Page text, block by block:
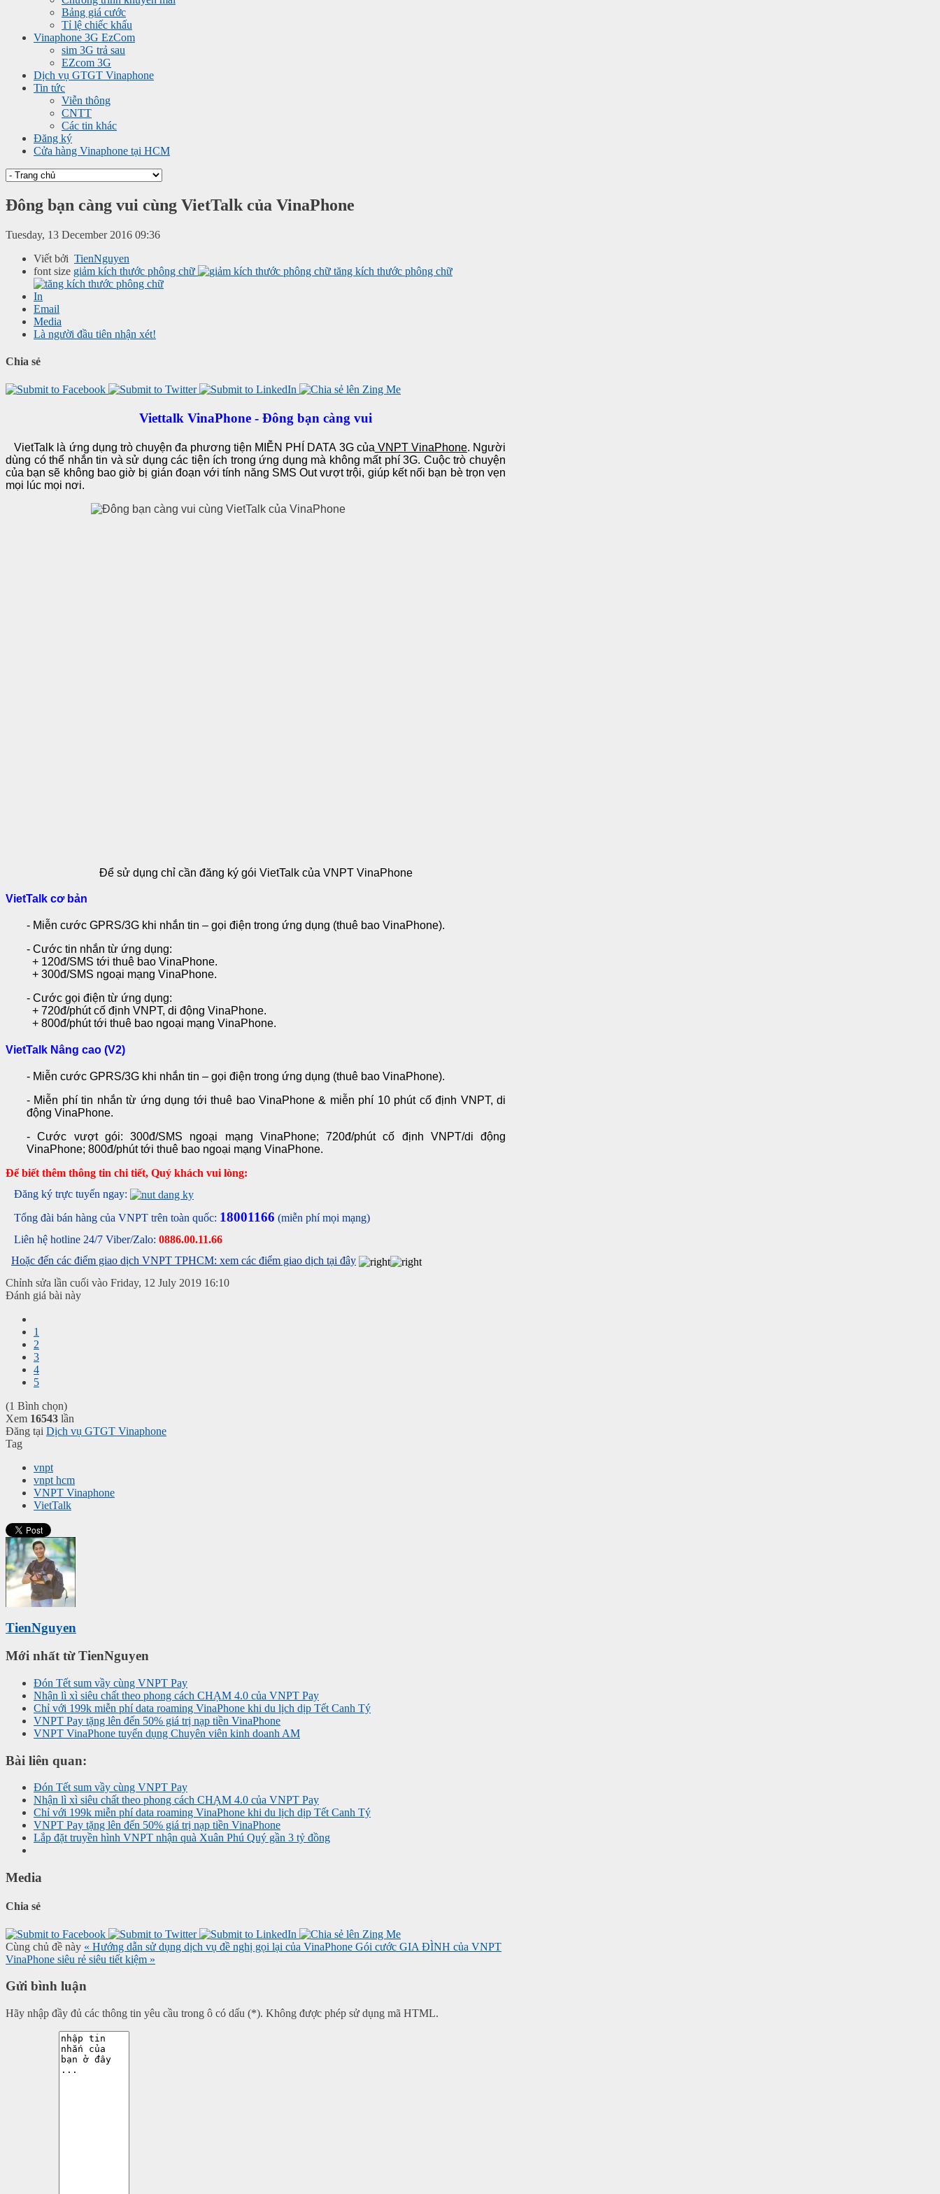
Bảng giá cước
Tỉ lệ chiếc khấu
Vinaphone 3G EzCom
sim 3G trả sau
EZcom 3G
Dịch vụ GTGT Vinaphone
Tin tức
Viễn thông
CNTT
Các tin khác
Đăng ký
Cửa hàng Vinaphone tại HCM
Đông bạn càng vui cùng VietTalk của VinaPhone
Tuesday, 13 December 2016 09:36
Viết bởi TienNguyen
font size giảm kích thước phông chữ tăng kích thước phông chữ
In
Email
Media
Là người đầu tiên nhận xét!
Chia sẻ
Viettalk VinaPhone - Đông bạn càng vui
VietTalk là ứng dụng trò chuyện đa phương tiện MIỄN PHÍ DATA 3G của VNPT VinaPhone. Người
dùng có thể nhắn tin và sử dụng các tiện ích trong ứng dụng mà không mất phí 3G. Cuộc trò chuyện
của bạn sẽ không bao giờ bị gián đoạn với tính năng SMS Out vượt trội, giúp kết nối bạn bè trọn vẹn
mọi lúc mọi nơi.
Để sử dụng chỉ cần đăng ký gói VietTalk của VNPT VinaPhone
VietTalk cơ bản
- Miễn cước GPRS/3G khi nhắn tin – gọi điện trong ứng dụng (thuê bao VinaPhone).
- Cước tin nhắn từ ứng dụng:
+ 120đ/SMS tới thuê bao VinaPhone.
+ 300đ/SMS ngoại mạng VinaPhone.
- Cước gọi điện từ ứng dụng:
+ 720đ/phút cố định VNPT, di động VinaPhone.
+ 800đ/phút tới thuê bao ngoại mạng VinaPhone.
VietTalk Nâng cao (V2)
- Miễn cước GPRS/3G khi nhắn tin – gọi điện trong ứng dụng (thuê bao VinaPhone).
- Miễn phí tin nhắn từ ứng dụng tới thuê bao VinaPhone & miễn phí 10 phút cố định VNPT, di
động VinaPhone.
- Cước vượt gói: 300đ/SMS ngoại mạng VinaPhone; 720đ/phút cố định VNPT/di động
VinaPhone; 800đ/phút tới thuê bao ngoại mạng VinaPhone.
Để biết thêm thông tin chi tiết, Quý khách vui lòng:
Đăng ký trực tuyến ngay:
Tổng đài bán hàng của VNPT trên toàn quốc: 18001166 (miễn phí mọi mạng)
Liên hệ hotline 24/7 Viber/Zalo: 0886.00.11.66
Hoặc đến các điểm giao dịch VNPT TPHCM: xem các điểm giao dịch tại đây
Chỉnh sửa lần cuối vào Friday, 12 July 2019 16:10
Đánh giá bài này
1
2
3
4
5
(1 Bình chọn)
Xem 16543 lần
Đăng tại Dịch vụ GTGT Vinaphone
Tag
vnpt
vnpt hcm
VNPT Vinaphone
VietTalk
TienNguyen
Mới nhất từ TienNguyen
Đón Tết sum vầy cùng VNPT Pay
Nhận lì xì siêu chất theo phong cách CHẠM 4.0 của VNPT Pay
Chỉ với 199k miễn phí data roaming VinaPhone khi du lịch dịp Tết Canh Tý
VNPT Pay tặng lên đến 50% giá trị nạp tiền VinaPhone
VNPT VinaPhone tuyển dụng Chuyên viên kinh doanh AM
Bài liên quan:
Đón Tết sum vầy cùng VNPT Pay
Nhận lì xì siêu chất theo phong cách CHẠM 4.0 của VNPT Pay
Chỉ với 199k miễn phí data roaming VinaPhone khi du lịch dịp Tết Canh Tý
VNPT Pay tặng lên đến 50% giá trị nạp tiền VinaPhone
Lắp đặt truyền hình VNPT nhận quà Xuân Phú Quý gần 3 tỷ đồng
Media
Chia sẻ
Cùng chủ đề này « Hướng dẫn sử dụng dịch vụ đề nghị gọi lại của VinaPhone Gói cước GIA ĐÌNH của VNPT
VinaPhone siêu rẻ siêu tiết kiệm »
Gửi bình luận
Hãy nhập đầy đủ các thông tin yêu cầu trong ô có dấu (*). Không được phép sử dụng mã HTML.